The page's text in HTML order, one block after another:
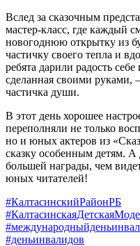
Вслед за сказочным
мастер-класс, где каждый
новогоднюю открытку из
частичку своего тепла и
ребята дарили радость
сделанная своими руками,
частичка души.
В этот день хорошее
переполняли не только
но и юных актеров из
сказку особенным детям. А
большей награды, чем
юных читателей!
#КалтасинскийРайонРБ
#деньинвалидов